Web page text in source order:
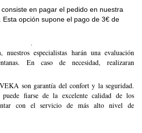
consiste en pagar el pedido en nuestra
Esta opción supone el pago de 3€ de
nuestros especialistas harán una evaluación
En caso de necesidad, realizaran
son garantía del confort y la seguridad.
puede fiarse de la excelente calidad de los
con el servicio de más alto nivel de